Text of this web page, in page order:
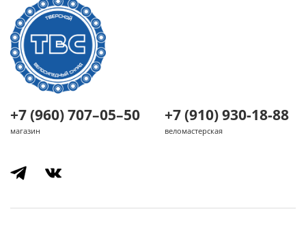
+7 (960) 707–05–50
магазин
+7 (910) 930-18-88
веломастерская